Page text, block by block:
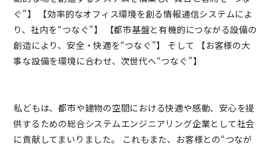
ぐ”】 【効率的なオフィス環境を創る情報通信システムによ
り、社内を“つなぐ”】 【都市基盤と有機的につながる設備の
創造により、安全・快適を“つなぐ”】 そして 【お客様の大
事な設備を環境に合わせ、次世代へ“つなぐ”】
私どもは、都市や建物の空間における快適や感動、安心を提
供するための総合システムエンジニアリング企業として社会
に貢献してまいりました。 これもまた、お客様との“つなが